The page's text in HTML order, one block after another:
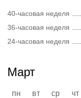
40-часовая неделя
36-часовая неделя
24-часовая неделя
Март
пн вт ср чт